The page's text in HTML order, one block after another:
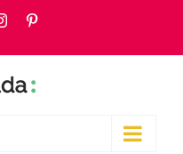
Instagram